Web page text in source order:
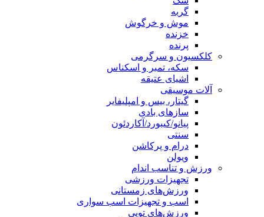
گربه
موش و خرگوش
خزنده
پرنده
کلکسیون و سرگرمی
سکه، تمبر و اسکناس
اشیای عتیقه
آلات موسیقی
گیتار، بیس و امپلیفایر
سازهای بادی
پیانو/کیبورد/آکاردئون
سنتی
درام و پرکاشن
ویولن
ورزش و تناسب اندام
تجهیزات ورزشی
ورزش‌های زمستانی
اسب و تجهیزات اسب سواری
ورزش‌های توپی